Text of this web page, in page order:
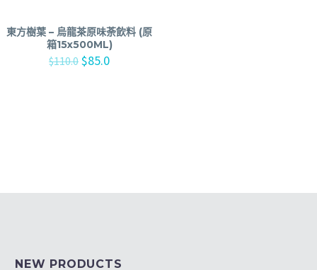
東方樹葉 – 烏龍茶原味荼飲料 (原
箱15x500ML)
$110.0 $85.0
NEW PRODUCTS